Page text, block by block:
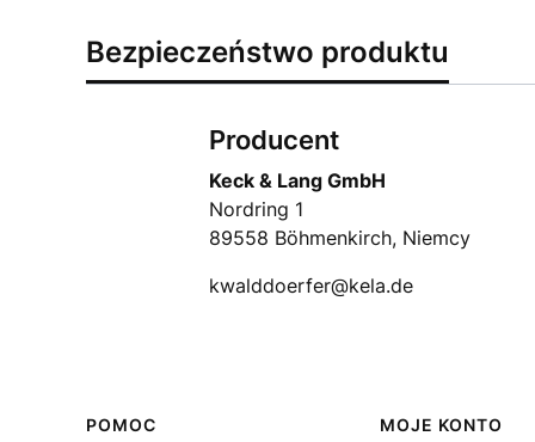
Bezpieczeństwo produktu
Producent
Keck & Lang GmbH
Nordring 1
89558 Böhmenkirch, Niemcy
kwalddoerfer@kela.de
Linki w stopce
POMOC MOJE KONTO